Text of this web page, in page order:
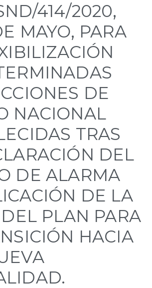
414/2020,
MAYO, PARA
DE
NACIONAL
TRAS
DEL
DE ALARMA
DE LA
DEL PLAN PARA
HACIA